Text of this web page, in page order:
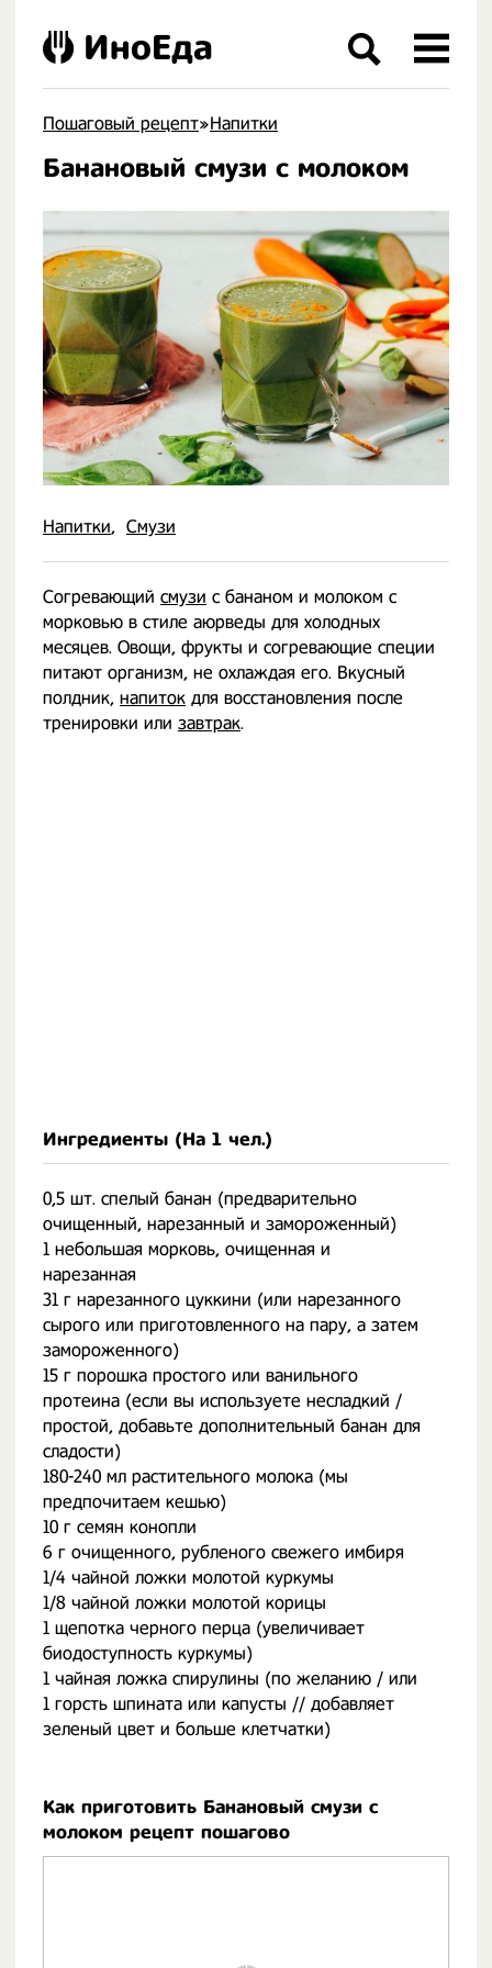
Пошаговый рецепт»Напитки
Банановый смузи с молоком
Напитки Смузи
Согревающий смузи с бананом и молоком с
морковью в стиле аюрведы для холодных
месяцев. Овощи, фрукты и согревающие специи
питают организм, не охлаждая его. Вкусный
полдник, напиток для восстановления после
тренировки или завтрак.
Ингредиенты (На 1 чел.)
0,5 шт. спелый банан (предварительно
очищенный, нарезанный и замороженный)
1 небольшая морковь, очищенная и
нарезанная
31 г нарезанного цуккини (или нарезанного
сырого или приготовленного на пару, а затем
замороженного)
15 г порошка простого или ванильного
протеина (если вы используете несладкий /
простой, добавьте дополнительный банан для
сладости)
180-240 мл растительного молока (мы
предпочитаем кешью)
10 г семян конопли
6 г очищенного, рубленого свежего имбиря
1/4 чайной ложки молотой куркумы
1/8 чайной ложки молотой корицы
1 щепотка черного перца (увеличивает
биодоступность куркумы)
1 чайная ложка спирулины (по желанию / или
1 горсть шпината или капусты // добавляет
зеленый цвет и больше клетчатки)
Как приготовить Банановый смузи с
молоком рецепт пошагово
ИноЕда